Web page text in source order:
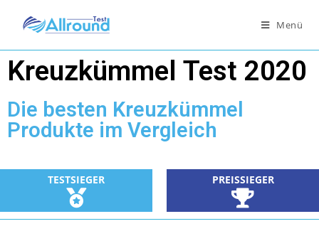
Menü
Kreuzkümmel Test 2020
Die besten Kreuzkümmel
Produkte im Vergleich
TESTSIEGER PREISSIEGER